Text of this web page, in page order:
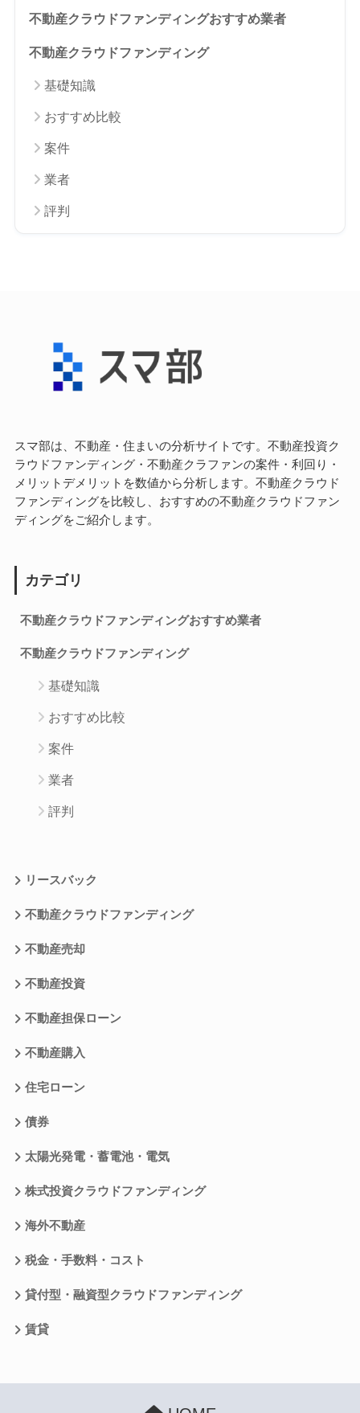
不動産クラウドファンディングおすすめ業者
不動産クラウドファンディング
基礎知識
おすすめ比較
案件
業者
評判
スマ部は、不動産・住まいの分析サイトです。不動産投資ク
ラウドファンディング・不動産クラファンの案件・利回り・
メリットデメリットを数値から分析します。不動産クラウド
ファンディングを比較し、おすすめの不動産クラウドファン
ディングをご紹介します。
カテゴリ
不動産クラウドファンディングおすすめ業者
不動産クラウドファンディング
基礎知識
おすすめ比較
案件
業者
評判
リースバック
不動産クラウドファンディング
不動産売却
不動産投資
不動産担保ローン
不動産購入
住宅ローン
債券
太陽光発電・蓄電池・電気
株式投資クラウドファンディング
海外不動産
税金・手数料・コスト
貸付型・融資型クラウドファンディング
賃貸